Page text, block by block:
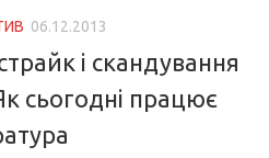
06.12.2013
і скандування
сьогодні працює